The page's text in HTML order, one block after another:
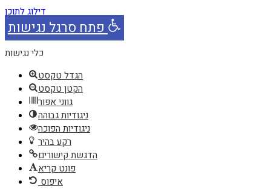
דילוג לתוכן
פתח סרגל נגישות
כלי נגישות
הגדל טקסט
הקטן טקסט
גווני אפור
ניגודיות גבוהה
ניגודיות הפוכה
רקע בהיר
הדגשת קישורים
פונט קריא
איפוס